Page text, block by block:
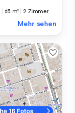
65 m² |2 Zimmer
Mehr sehen